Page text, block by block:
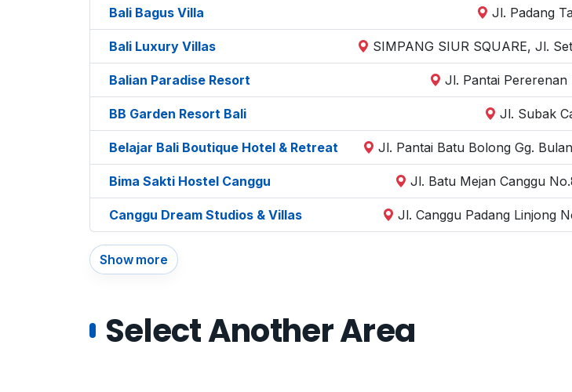
Bali Bagus Villa Jl. Padang
Bali Luxury Villas SIMPANG SIUR SQUARE, Jl.
Balian Paradise Resort Jl. Pantai Pererenan
BB Garden Resort Bali Jl. Subak
Belajar Bali Boutique Hotel & Retreat Jl. Pantai Batu Bolong Gg.
Bima Sakti Hostel Canggu Jl. Batu Mejan Canggu
Canggu Dream Studios & Villas Jl. Canggu Padang Linjong
Show more
Select Another Area